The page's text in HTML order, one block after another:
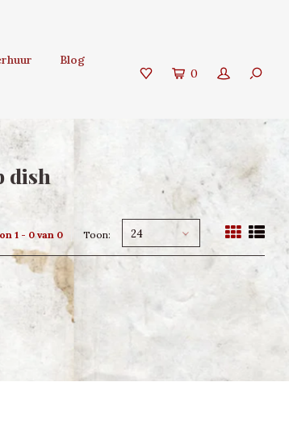
Blog
0
dish
1 - 0 van 0 Toon: 24